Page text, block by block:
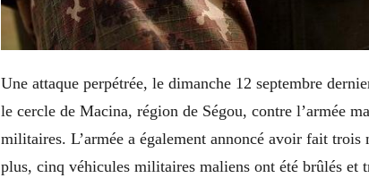
Une attaque perpétrée, le dimanche 12 septembre
le cercle de Macina, région de Ségou, contre l’armée
militaires. L’armée a également annoncé avoir fait trois
plus, cinq véhicules militaires maliens ont été brûlés et